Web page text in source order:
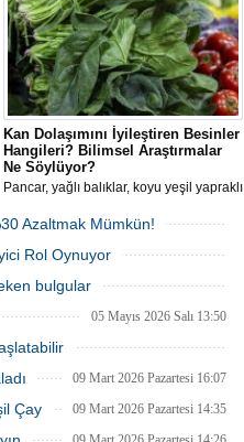
Kan Dolaşımını İyileştiren Besinler
Hangileri? Bilimsel Araştırmalar
Ne Söylüyor?
Pancar, yağlı balıklar, koyu yeşil yapraklı
sağlığını desteklediği bilinse de
besinin "kendiliğinden damar
Azaltmak Mümkün!
20 Temmuz 2026 Pazartesi 15:51
Rol Oynuyor
21 Mayıs 2026 Perşembe 14:44
bulgular
12 Mayıs 2026 Salı 16:11
05 Mayıs 2026 Salı 13:50
11 Mart 2026 Çarşamba 13:49
09 Mart 2026 Pazartesi 16:07
Çay 09 Mart 2026 Pazartesi 14:35